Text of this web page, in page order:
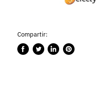
Compartir:
CompartirPublicarCompartirGuardar